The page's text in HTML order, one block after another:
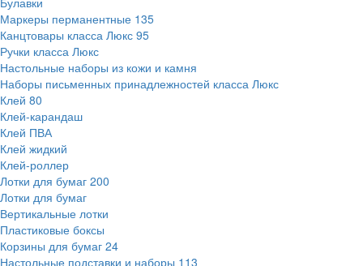
Маркеры перманентные 135
Канцтовары класса Люкс 95
Ручки класса Люкс
Настольные наборы из кожи и камня
Наборы письменных принадлежностей класса Люкс
Клей 80
Клей-карандаш
Клей ПВА
Клей жидкий
Клей-роллер
Лотки для бумаг 200
Лотки для бумаг
Вертикальные лотки
Пластиковые боксы
Корзины для бумаг 24
Настольные подставки и наборы 113